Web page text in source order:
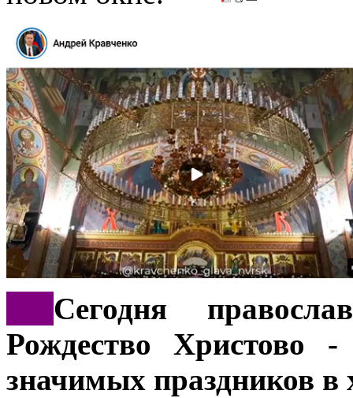
Сегодня
Рождество Христово
значимых праздников в